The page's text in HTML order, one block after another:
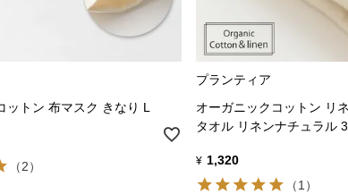
ットン 布マスク きなり L
（2）
プランティア
オーガニックコットン リ
タオル リネンナチュラル
¥ 1,320
（1）